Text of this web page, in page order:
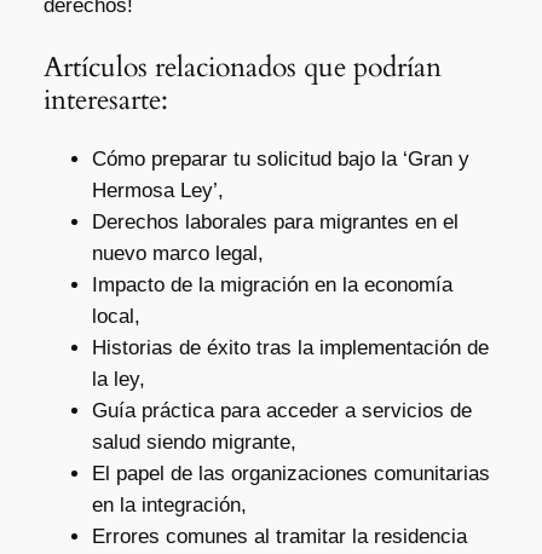
derechos!
Artículos relacionados que podrían
interesarte:
Cómo preparar tu solicitud bajo la ‘Gran y
Hermosa Ley’,
Derechos laborales para migrantes en el
nuevo marco legal,
Impacto de la migración en la economía
local,
Historias de éxito tras la implementación de
la ley,
Guía práctica para acceder a servicios de
salud siendo migrante,
El papel de las organizaciones comunitarias
en la integración,
Errores comunes al tramitar la residencia